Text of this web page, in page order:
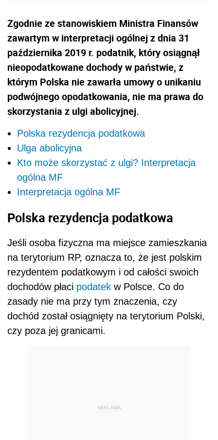
Zgodnie ze stanowiskiem Ministra Finansów
zawartym w interpretacji ogólnej z dnia 31
października 2019 r. podatnik, który osiągnął
nieopodatkowane dochody w państwie, z
którym Polska nie zawarła umowy o unikaniu
podwójnego opodatkowania, nie ma prawa do
skorzystania z ulgi abolicyjnej.
Polska rezydencja podatkowa
Ulga abolicyjna
Kto może skorzystać z ulgi? Interpretacja
ogólna MF
Interpretacja ogólna MF
Polska rezydencja podatkowa
Jeśli osoba fizyczna ma miejsce zamieszkania
na terytorium RP, oznacza to, że jest polskim
rezydentem podatkowym i od całości swoich
dochodów płaci podatek w Polsce. Co do
zasady nie ma przy tym znaczenia, czy
dochód został osiągnięty na terytorium Polski,
czy poza jej granicami.
REKLAMA